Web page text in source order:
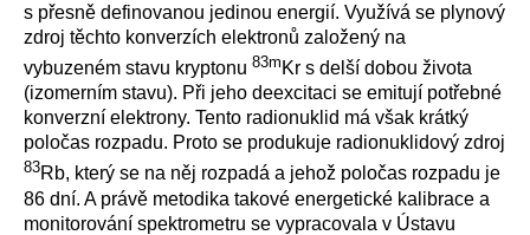
s přesně definovanou jedinou energií. Využívá se plynový
zdroj těchto konverzích elektronů založený na
vybuzeném stavu kryptonu 83m Kr s delší dobou života
(izomerním stavu). Při jeho deexcitaci se emitují potřebné
konverzní elektrony. Tento radionuklid má však krátký
poločas rozpadu. Proto se produkuje radionuklidový zdroj
83Rb, který se na něj rozpadá a jehož poločas rozpadu je
86 dní. A právě metodika takové energetické kalibrace a
monitorování spektrometru se vypracovala v Ústavu